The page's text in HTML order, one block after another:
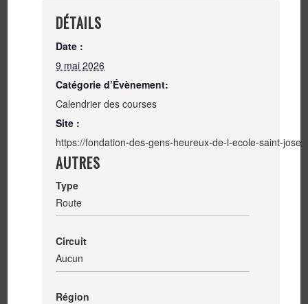
DÉTAILS
Date :
9 mai 2026
Catégorie d’Évènement:
Calendrier des courses
Site :
https://fondation-des-gens-heureux-de-l-ecole-saint-
AUTRES
Type
Route
Circuit
Aucun
Région